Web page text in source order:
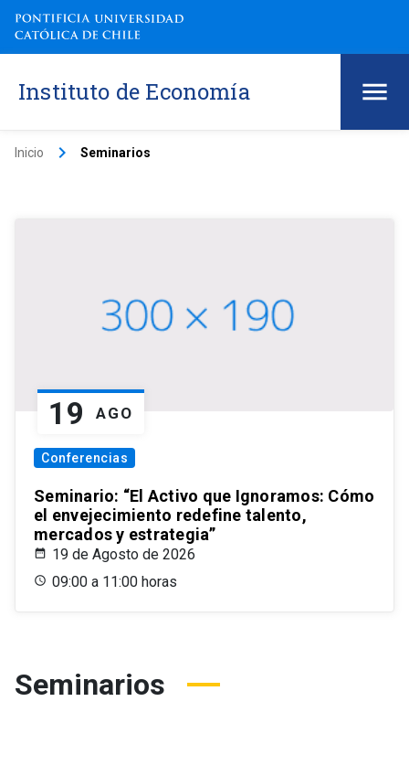
Instituto de Economía
Inicio keyboard_arrow_right Seminarios
19 AGO
Conferencias
Seminario: “El Activo que Ignoramos: Cómo
el envejecimiento redefine talento,
mercados y estrategia”
19 de Agosto de 2026
09:00 a 11:00 horas
Seminarios